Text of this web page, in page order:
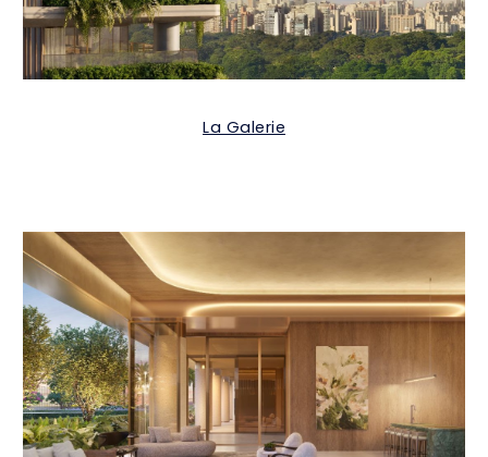
La Galerie